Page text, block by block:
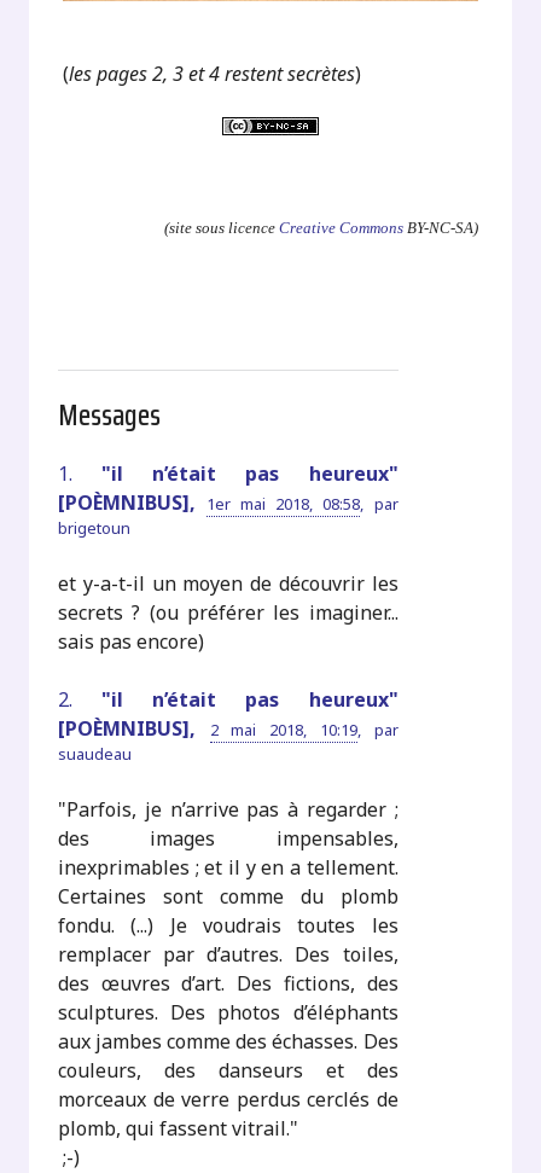
(les pages 2, 3 et 4 restent secrètes)
(site sous licence Creative CommonsBY-NC-SA)
Messages
1.
"il n’était pas heureux"
[POÈMNIBUS],
1er mai 2018, 08:58, par
brigetoun
et y-a-t-il un moyen de découvrir les
secrets ? (ou préférer les imaginer...
sais pas encore)
2.
"il n’était pas heureux"
[POÈMNIBUS],
2 mai 2018, 10:19, par
suaudeau
"Parfois, je n’arrive pas à regarder ;
des images impensables,
inexprimables ; et il y en a tellement.
Certaines sont comme du plomb
fondu. (...) Je voudrais toutes les
remplacer par d’autres. Des toiles,
des œuvres d’art. Des fictions, des
sculptures. Des photos d’éléphants
aux jambes comme des échasses. Des
couleurs, des danseurs et des
morceaux de verre perdus cerclés de
plomb, qui fassent vitrail."
;-)